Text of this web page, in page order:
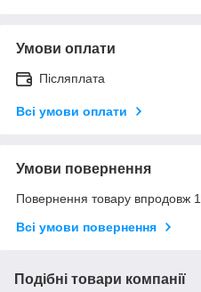
Умови оплати
Післяплата
Всі умови оплати
Умови повернення
Повернення товару впродовж
Всі умови повернення
Подібні товари компанії